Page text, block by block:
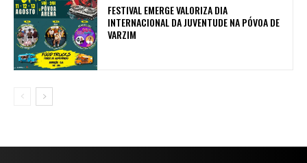
FESTIVAL EMERGE VALORIZA DIA
INTERNACIONAL DA JUVENTUDE NA PÓVOA DE
VARZIM